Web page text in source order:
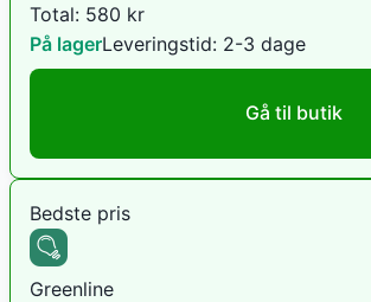
Total: 580 kr
På lagerLeveringstid: 2-3 dage
Gå til butik
Bedste pris
Greenline